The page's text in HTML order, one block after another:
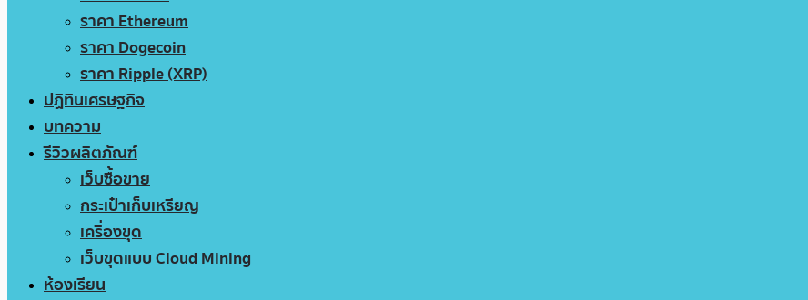
ราคา Ethereum
ราคา Dogecoin
ราคา Ripple (XRP)
ปฏิทินเศรษฐกิจ
บทความ
รีวิวผลิตภัณฑ์
เว็บซื้อขาย
กระเป๋าเก็บเหรียญ
เครื่องขุด
เว็บขุดแบบ Cloud Mining
ห้องเรียน